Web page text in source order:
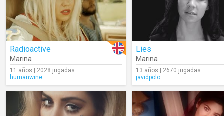
Radioactive
Marina
11 años | 2028 jugadas
humanwine
Lies
Marina
13 años | 2670 jugadas
javidpolo